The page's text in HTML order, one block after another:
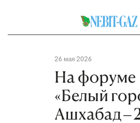
26 мая 2026
На форуме
«Белый
Ашхабад –